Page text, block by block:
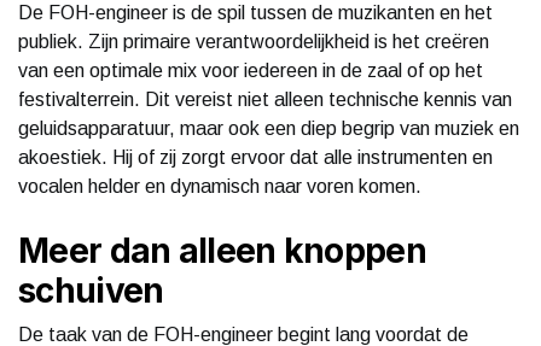
De FOH-engineer is de spil tussen de muzikanten en het
publiek. Zijn primaire verantwoordelijkheid is het creëren
van een optimale mix voor iedereen in de zaal of op het
festivalterrein. Dit vereist niet alleen technische kennis van
geluidsapparatuur, maar ook een diep begrip van muziek en
akoestiek. Hij of zij zorgt ervoor dat alle instrumenten en
vocalen helder en dynamisch naar voren komen.
Meer dan alleen knoppen
schuiven
De taak van de FOH-engineer begint lang voordat de